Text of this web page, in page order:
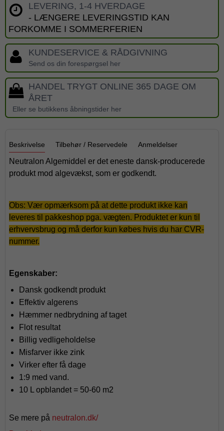
LEVERING, 1-4 HVERDAGE
- LÆNGERE LEVERINGSTID KAN
FORKOMME I SOMMERFERIEN
KUNDESERVICE & RÅDGIVNING
Send os din forespørgsel her
HANDEL TRYGT ONLINE 365 DAGE OM
ÅRET
Eller se butikkens åbningstider her
Beskrivelse Tilbehør / Reservedele Anmeldelser
Neutralon Algemiddel er det eneste dansk-producerede
produkt mod algevækst, som er godkendt.
Obs: Vær opmærksom på at dette produkt ikke kan
leveres til pakkeshop pga. vægten. Produktet er kun til
erhvervsbrug og må derfor kun købes hvis du har CVR-
nummer.
Egenskaber:
Dansk godkendt produkt
Effektiv algerens
Hæmmer nedbrydning af taget
Flot resultat
Billig vedligeholdelse
Misfarver ikke zink
Virker efter få dage
1:9 med vand.
10 L opblandet = 50-60 m2
Se mere på neutralon.dk/